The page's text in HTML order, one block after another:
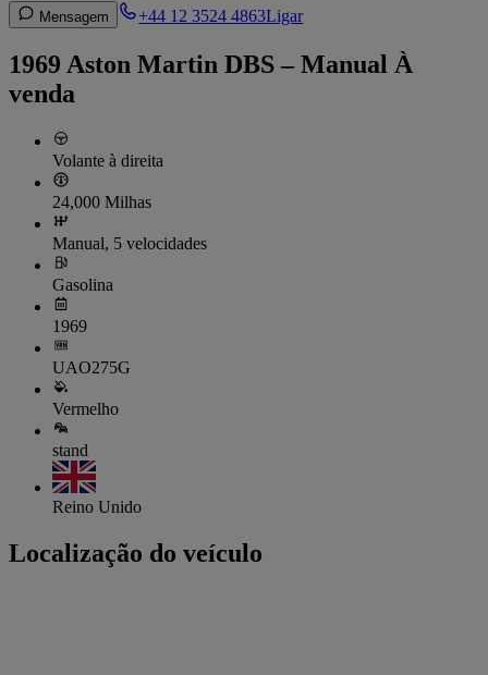
Mensagem +44 12 3524 4863Ligar
1969 Aston Martin DBS – Manual À
venda
Volante à direita
24,000 Milhas
Manual, 5 velocidades
Gasolina
1969
UAO275G
Vermelho
stand
Reino Unido
Localização do veículo